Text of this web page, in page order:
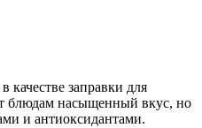
качестве заправки для
блюдам насыщенный вкус, но
и антиоксидантами.